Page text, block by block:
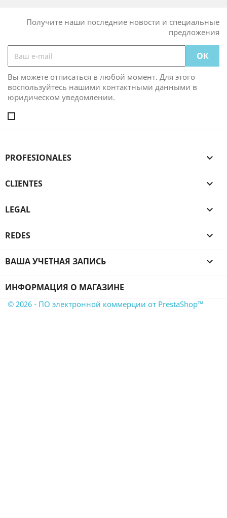
Получите наши последние новости и специальные
предложения
Вы можете отписаться в любой момент. Для этого
воспользуйтесь нашими контактными данными в
юридическом уведомлении.
PROFESIONALES 
CLIENTES 
LEGAL 
REDES 
ВАША УЧЕТНАЯ ЗАПИСЬ 
ИНФОРМАЦИЯ О МАГАЗИНЕ
© 2026 - ПО электронной коммерции от PrestaShop™